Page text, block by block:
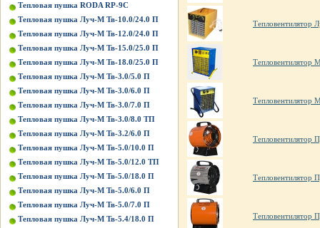
Тепловая пушка RODA RP-9C
Тепловая пушка Луч-М Тв-10.0/24.0 П
Тепловая пушка Луч-М Тв-12.0/24.0 П
Тепловая пушка Луч-М Тв-15.0/25.0 П
Тепловая пушка Луч-М Тв-18.0/25.0 П
Тепловая пушка Луч-М Тв-3.0/5.0 П
Тепловая пушка Луч-М Тв-3.0/6.0 П
Тепловая пушка Луч-М Тв-3.0/7.0 П
Тепловая пушка Луч-М Тв-3.0/8.0 ТП
Тепловая пушка Луч-М Тв-3.2/6.0 П
Тепловая пушка Луч-М Тв-5.0/10.0 П
Тепловая пушка Луч-М Тв-5.0/12.0 ТП
Тепловая пушка Луч-М Тв-5.0/18.0 П
Тепловая пушка Луч-М Тв-5.0/6.0 П
Тепловая пушка Луч-М Тв-5.0/7.0 П
Тепловая пушка Луч-М Тв-5.4/18.0 П
Тепловентилятор
Тепловентилятор
Тепловентилятор
Тепловентилятор
Тепловентилятор